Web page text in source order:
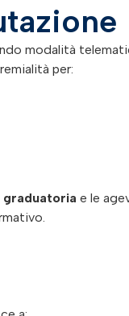
modalità
per:
graduatoria e le